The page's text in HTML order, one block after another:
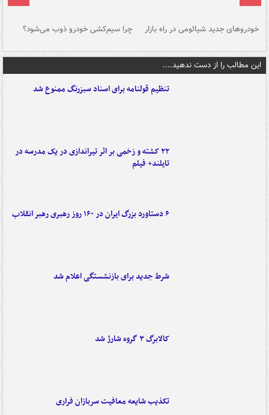
خودروهای جدید شیائومی در راه بازار چرا سیم‌کشی خودرو ذوب می‌شود؟
این مطالب را از دست ندهید....
تنظیم قولنامه برای اسناد سبزرنگ ممنوع شد
۲۲ کشته و زخمی بر اثر تیراندازی در یک مدرسه در
تایلند+ فیلم
۶ دستاورد بزرگ ایران در ۱۶۰ روز رهبری رهبر انقلاب
شرط جدید برای بازنشستگی اعلام شد
کالابرگ ۳ گروه شارژ شد
تکذیب شایعه معافیت سربازان فراری